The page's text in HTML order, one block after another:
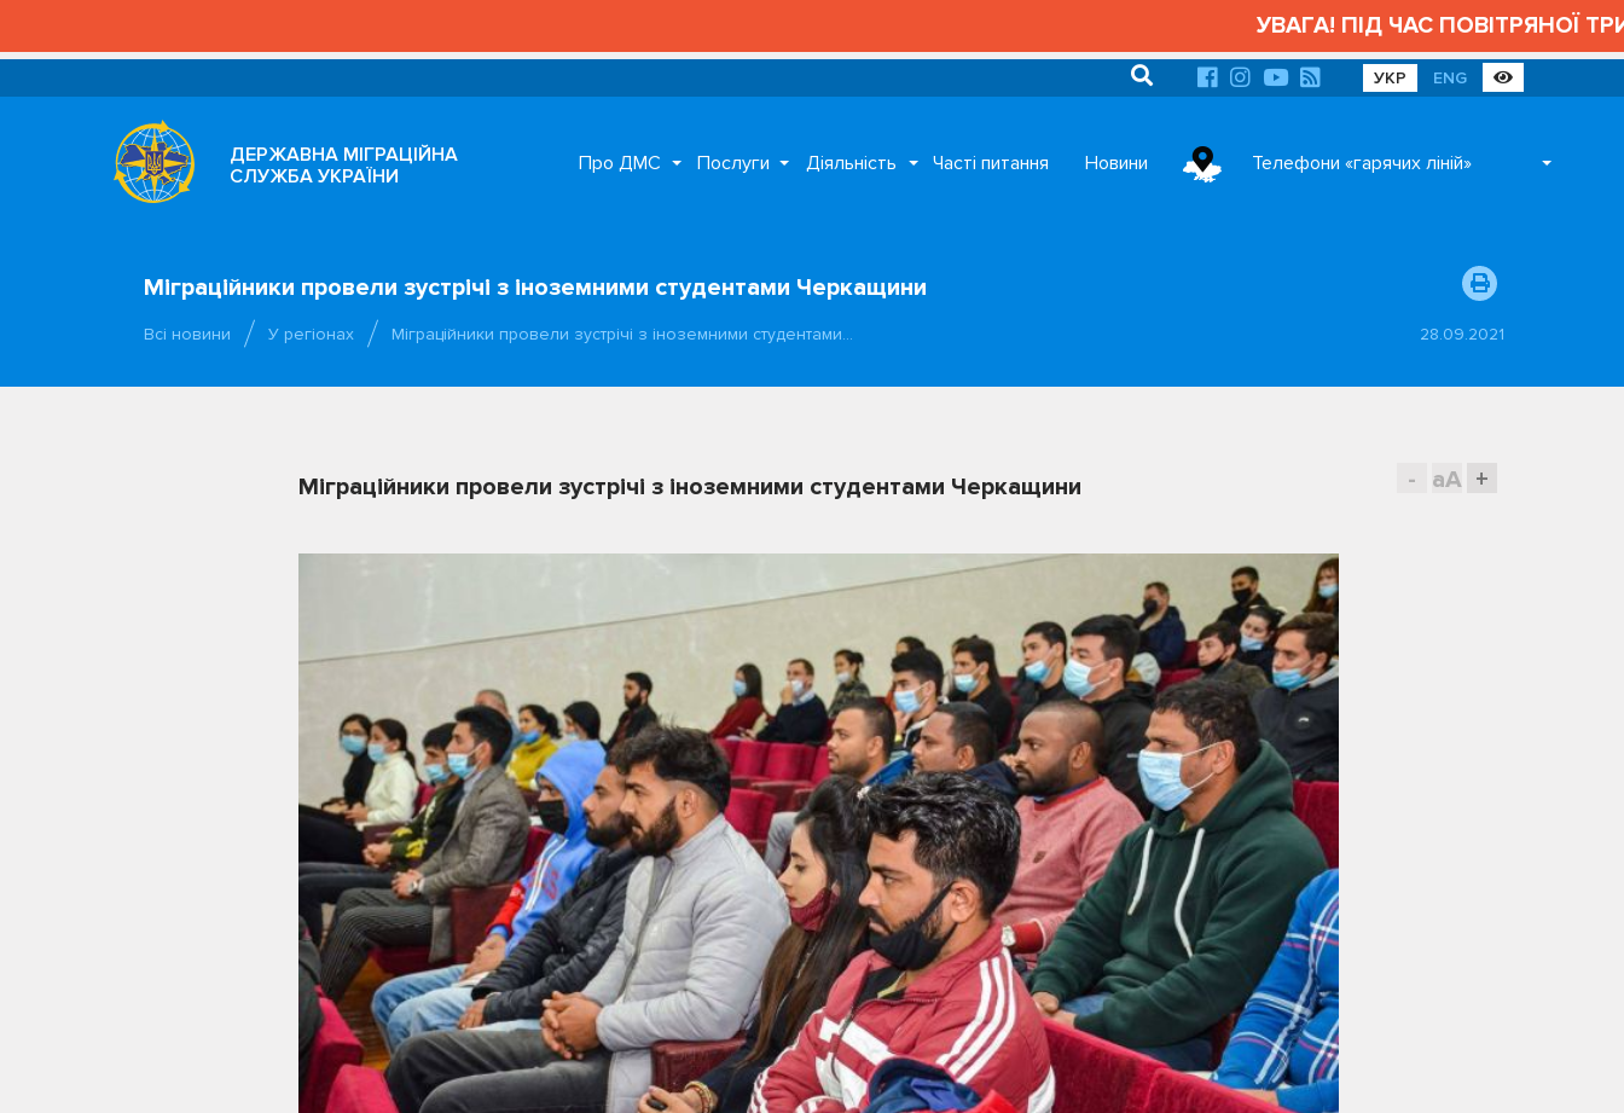
УВАГА! ПІД ЧАС ПОВІТРЯНОЇ
УКР ENG
ДЕРЖАВНА МІГРАЦІЙНА
СЛУЖБА УКРАЇНИ
Про ДМС Послуги Діяльність Часті питання Новини Телефони «гарячих ліній»
Міграційники провели зустрічі з іноземними студентами Черкащини
Всі новини У регіонах Міграційники провели зустрічі з іноземними студентами… 28.09.2021
- aA +
Міграційники провели зустрічі з іноземними студентами Черкащини